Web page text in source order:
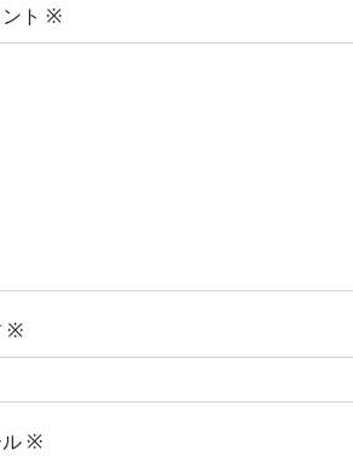
ト ※
※
※